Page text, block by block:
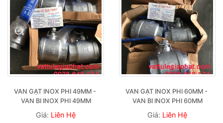
VAN GẠT INOX PHI 49MM -
VAN BI INOX PHI 49MM
Giá: Liên Hệ
VAN GẠT INOX PHI 60MM -
VAN BI INOX PHI 60MM
Giá: Liên Hệ